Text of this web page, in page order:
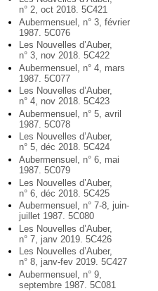
n° 2, oct 2018. 5C421
Aubermensuel, n° 3, février
1987. 5C076
Les Nouvelles d’Auber,
n° 3, nov 2018. 5C422
Aubermensuel, n° 4, mars
1987. 5C077
Les Nouvelles d’Auber,
n° 4, nov 2018. 5C423
Aubermensuel, n° 5, avril
1987. 5C078
Les Nouvelles d’Auber,
n° 5, déc 2018. 5C424
Aubermensuel, n° 6, mai
1987. 5C079
Les Nouvelles d’Auber,
n° 6, déc 2018. 5C425
Aubermensuel, n° 7-8, juin-
juillet 1987. 5C080
Les Nouvelles d’Auber,
n° 7, janv 2019. 5C426
Les Nouvelles d’Auber,
n° 8, janv-fev 2019. 5C427
Aubermensuel, n° 9,
septembre 1987. 5C081